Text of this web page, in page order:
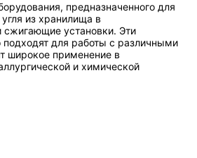
предназначенного для
из хранилища в
установки. Эти
подходят для работы с различными
широкое применение в
и химической